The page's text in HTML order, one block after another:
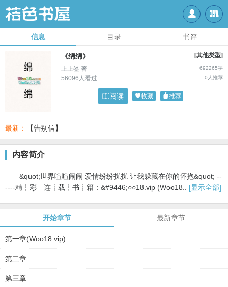
 
信息 目录 书评
[其他类型]
《绵绵》
692265字
上上签 著
0人推荐
56096人看过
阅读 收藏 推荐
最新： 【告别信】
内容简介
&quot;世界喧喧闹闹 爱情纷纷扰扰 让我躲藏在你的怀抱&quot; --
----精┆彩┆连┋载┇书┊籍：&#9446;○○18.vip (Woo18.. [显示全部]
开始章节 最新章节
第一章(Woo18.vip)
第二章
第三章